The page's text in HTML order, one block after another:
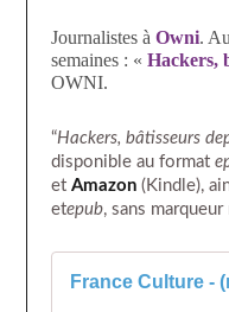
Journalistes à Owni.
semaines : « Hackers,
OWNI.
“Hackers, bâtisseurs
disponible au format
et Amazon (Kindle),
etepub, sans
France Culture -